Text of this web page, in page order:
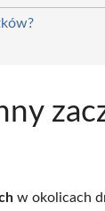
w okolicach